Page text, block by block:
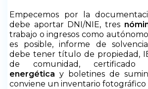
Empecemos por la
debe aportar DNI/NIE, tres
trabajo o ingresos como
es posible, informe de
debe tener título de propiedad,
de comunidad,
energética y boletines de
conviene un inventario fotográfico